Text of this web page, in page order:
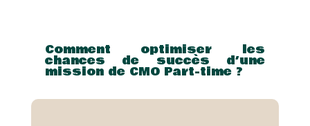
Comment optimiser les
chances de succès d’une
mission de CMO Part-time ?